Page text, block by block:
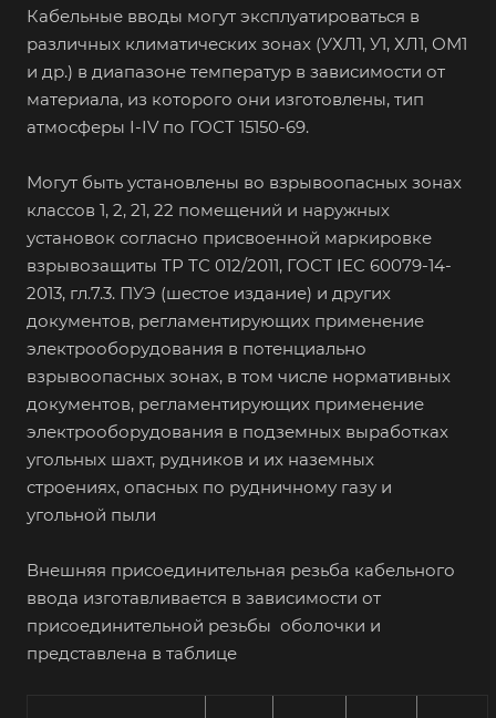
Кабельные вводы могут эксплуатироваться в
различных климатических зонах (УХЛ1, У1, ХЛ1, ОМ1
и др.) в диапазоне температур в зависимости от
материала, из которого они изготовлены, тип
атмосферы I-IV по ГОСТ 15150-69.
Могут быть установлены во взрывоопасных зонах
классов 1, 2, 21, 22 помещений и наружных
установок согласно присвоенной маркировке
взрывозащиты ТР ТС 012/2011, ГОСТ IEC 60079-14-
2013, гл.7.3. ПУЭ (шестое издание) и других
документов, регламентирующих применение
электрооборудования в потенциально
взрывоопасных зонах, в том числе нормативных
документов, регламентирующих применение
электрооборудования в подземных выработках
угольных шахт, рудников и их наземных
строениях, опасных по рудничному газу и
угольной пыли
Внешняя присоединительная резьба кабельного
ввода изготавливается в зависимости от
присоединительной резьбы оболочки и
представлена в таблице